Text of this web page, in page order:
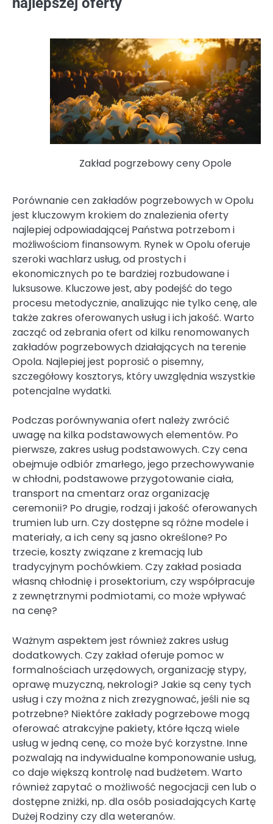
Zakład pogrzebowy ceny Opole
Porównanie cen zakładów pogrzebowych w Opolu
jest kluczowym krokiem do znalezienia oferty
najlepiej odpowiadającej Państwa potrzebom i
możliwościom finansowym. Rynek w Opolu oferuje
szeroki wachlarz usług, od prostych i
ekonomicznych po te bardziej rozbudowane i
luksusowe. Kluczowe jest, aby podejść do tego
procesu metodycznie, analizując nie tylko cenę, ale
także zakres oferowanych usług i ich jakość. Warto
zacząć od zebrania ofert od kilku renomowanych
zakładów pogrzebowych działających na terenie
Opola. Najlepiej jest poprosić o pisemny,
szczegółowy kosztorys, który uwzględnia wszystkie
potencjalne wydatki.
Podczas porównywania ofert należy zwrócić
uwagę na kilka podstawowych elementów. Po
pierwsze, zakres usług podstawowych. Czy cena
obejmuje odbiór zmarłego, jego przechowywanie
w chłodni, podstawowe przygotowanie ciała,
transport na cmentarz oraz organizację
ceremonii? Po drugie, rodzaj i jakość oferowanych
trumien lub urn. Czy dostępne są różne modele i
materiały, a ich ceny są jasno określone? Po
trzecie, koszty związane z kremacją lub
tradycyjnym pochówkiem. Czy zakład posiada
własną chłodnię i prosektorium, czy współpracuje
z zewnętrznymi podmiotami, co może wpływać
na cenę?
Ważnym aspektem jest również zakres usług
dodatkowych. Czy zakład oferuje pomoc w
formalnościach urzędowych, organizację stypy,
oprawę muzyczną, nekrologi? Jakie są ceny tych
usług i czy można z nich zrezygnować, jeśli nie są
potrzebne? Niektóre zakłady pogrzebowe mogą
oferować atrakcyjne pakiety, które łączą wiele
usług w jedną cenę, co może być korzystne. Inne
pozwalają na indywidualne komponowanie usług,
co daje większą kontrolę nad budżetem. Warto
również zapytać o możliwość negocjacji cen lub o
dostępne zniżki, np. dla osób posiadających Kartę
Dużej Rodziny czy dla weteranów.